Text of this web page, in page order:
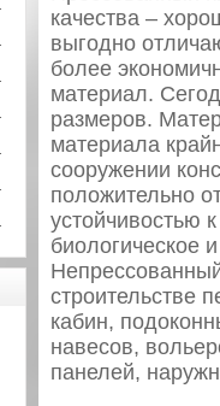
качества –
выгодно
более
материал.
размеров.
материала
сооружении
положительно
устойчивостью
биологическое
строительстве
кабин,
навесов,
панелей,